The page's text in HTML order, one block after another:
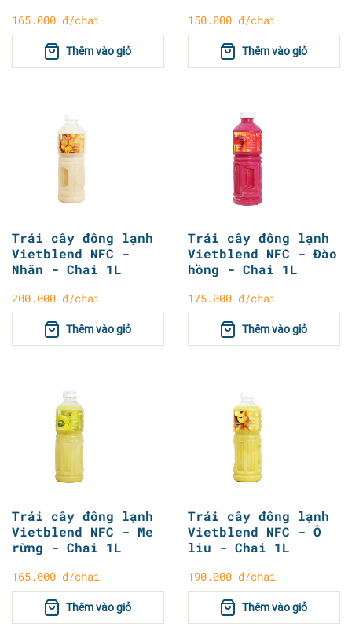
165.000 đ/chai
Thêm vào giỏ
150.000 đ/chai
Thêm vào giỏ
Trái cây đông lạnh
Vietblend NFC -
Nhãn - Chai 1L
200.000 đ/chai
Thêm vào giỏ
Trái cây đông lạnh
Vietblend NFC - Đào
hồng - Chai 1L
175.000 đ/chai
Thêm vào giỏ
Trái cây đông lạnh
Vietblend NFC - Me
rừng - Chai 1L
165.000 đ/chai
Thêm vào giỏ
Trái cây đông lạnh
Vietblend NFC - Ô
liu - Chai 1L
190.000 đ/chai
Thêm vào giỏ